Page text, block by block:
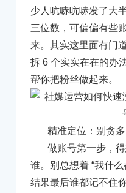
少人吭哧吭哧发了大
三位数，可偏偏有些
来。其实这里面有门
拆 6 个实实在在的办
帮你把粉丝做起来。
精准定位：别贪
做账号第一步，
谁。别总想着 “我什么
结果最后谁都记不住